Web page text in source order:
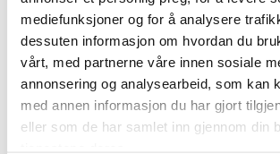
mediefunksjoner og for å analysere
dessuten informasjon om hvordan du
vårt, med partnerne våre innen sosiale
annonsering og analysearbeid, som kan
med annen informasjon du har gjort
eller som de har samlet inn gjennom din